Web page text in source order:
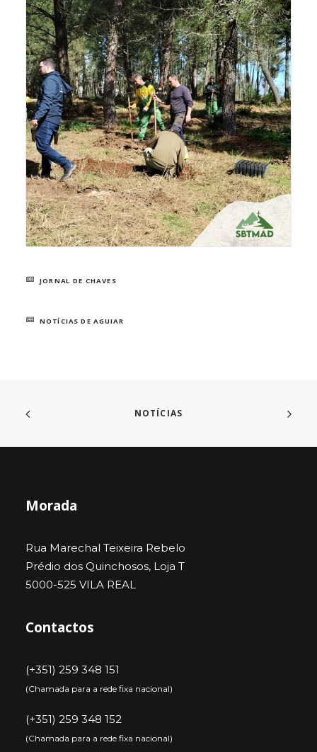
JORNAL DE CHAVES
NOTÍCIAS DE AGUIAR
NOTÍCIAS
Morada
Rua Marechal Teixeira Rebelo
Prédio dos Quinchosos, Loja T
5000-525 VILA REAL
Contactos
(+351) 259 348 151
(Chamada para a rede fixa nacional)
(+351) 259 348 152
(Chamada para a rede fixa nacional)